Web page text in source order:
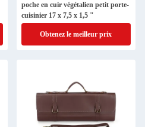
poche en cuir végétalien petit porte-
cuisinier 17 x 7,5 x 1,5 "
Obtenez le meilleur prix